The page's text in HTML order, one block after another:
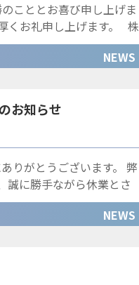
こととお喜び申し上げま
くお礼申し上げます。 株
の休業日につきまして、
NEWS
お知らせ
りがとうございます。 弊
誠に勝手ながら休業とさ
中のご案内■ ２０２１
NEWS